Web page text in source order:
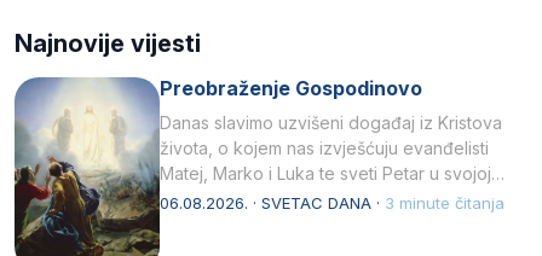
Najnovije vijesti
Preobraženje Gospodinovo
Danas slavimo uzvišeni događaj iz Kristova
života, o kojem nas izvješćuju evanđelisti
Matej, Marko i Luka te sveti Petar u svojoj
drugoj…
06.08.2026. · SVETAC DANA · 3 minute čitanja